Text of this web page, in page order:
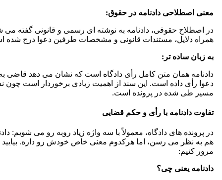
معنی اصطلاحی دادنامه در حقوق:
در اصطلاح حقوقی، دادنامه به نوشته ای رسمی و قانونی گفته می
همراه دلایل، مستندات قانونی و مشخصات طرفین دعوا درج شده
به زبان ساده تر:
دادنامه همان متن کامل رأی دادگاه است که نشان می دهد قاضی
دعوا رأی داده است. این سند از اهمیت زیادی برخوردار است چون
مسیر طی شده در پرونده است.
تفاوت دادنامه با رأی و حکم قضایی
در پرونده های دادگاه، معمولاً با سه واژه زیاد روبه رو می شویم:
هم به نظر می رسن، اما هرکدوم معنی خاص خودش رو داره. بیایید
مرور کنیم:
دادنامه یعنی چی؟